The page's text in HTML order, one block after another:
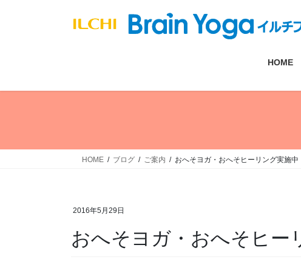
ス
ン
HOME
HOME ブログ ご案内 おへそヨガ・おへそヒーリング実施中
2016年5月29日
おへそヨガ・おへそヒー